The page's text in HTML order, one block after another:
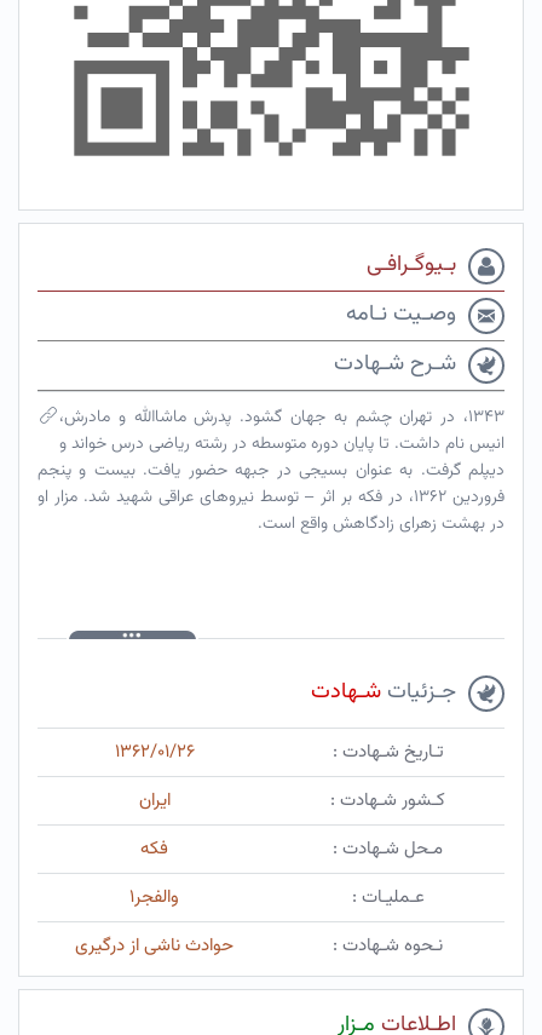
بـیوگـرافـی
وصـیت نـامه
شـرح شـهادت
۱۳۴۳، در تهران چشم به جهان گشود. پدرش ماشاالله و مادرش،
انیس نام داشت. تا پایان دوره متوسطه در رشته ریاضی درس خواند و
دیپلم گرفت. به عنوان بسیجی در جبهه حضور یافت. بیست و پنجم
فروردین ۱۳۶۲، در فکه بر اثر – توسط نیروهای عراقی شهید شد. مزار او
در بهشت زهرای زادگاهش واقع است.
جـزئیات شـهادت
تـاریخ شـهادت :
۱۳۶۲/۰۱/۲۶
کـشور شـهادت :
ایران
مـحل شـهادت :
فکه
عـملیـات :
والفجر۱
نـحوه شـهادت :
حوادث ناشی از درگیری
اطـلاعات مـزار